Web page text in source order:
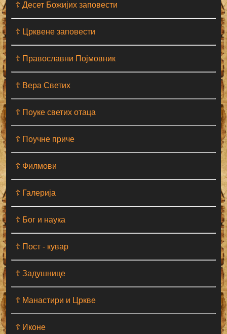
☦ Десет Божијих заповести
☦ Црквене заповести
☦ Православни Појмовник
☦ Вера Светих
☦ Поуке светих отаца
☦ Поучне приче
☦ Филмови
☦ Галерија
☦ Бог и наука
☦ Пост - кувар
☦ Задушнице
☦ Манастири и Цркве
☦ Иконе